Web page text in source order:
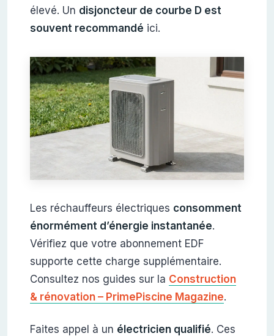
élevé. Un disjoncteur de courbe D est
souvent recommandé ici.
Les réchauffeurs électriques consomment
énormément d’énergie instantanée.
Vérifiez que votre abonnement EDF
supporte cette charge supplémentaire.
Consultez nos guides sur la Construction
& rénovation – PrimePiscine Magazine.
Faites appel à un électricien qualifié. Ces